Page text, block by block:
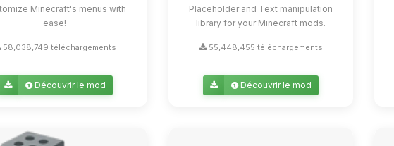
Minecraft's menus with
ease!
58,038,749 téléchargements
Découvrir le mod
Placeholder and Text manipulation
library for your Minecraft mods.
55,448,455 téléchargements
Découvrir le mod